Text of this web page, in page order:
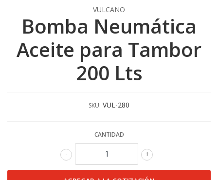
VULCANO
Bomba Neumática
Aceite para Tambor
200 Lts
SKU: VUL-280
CANTIDAD
+
-